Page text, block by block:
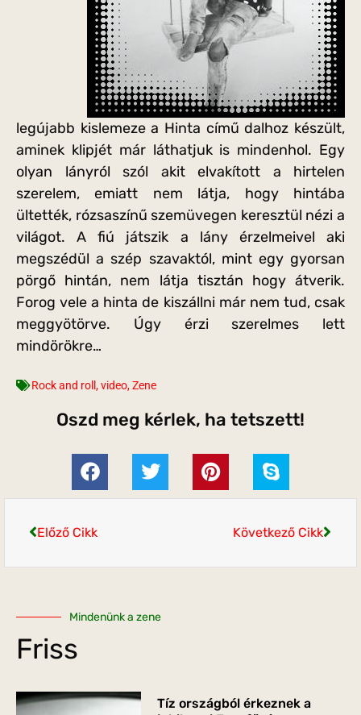
legújabb kislemeze a Hinta című dalhoz készült,
aminek klipjét már láthatjuk is mindenhol. Egy
olyan lányról szól akit elvakított a hirtelen
szerelem, emiatt nem látja, hogy hintába
ültették, rózsaszínű szemüvegen keresztül nézi a
világot. A fiú játszik a lány érzelmeivel aki
megszédül a szép szavaktól, mint egy gyorsan
pörgő hintán, nem látja tisztán hogy átverik.
Forog vele a hinta de kiszállni már nem tud, csak
meggyötörve. Úgy érzi szerelmes lett
mindörökre…
Rock and roll,video,Zene
Oszd meg kérlek, ha tetszett!
Előző Cikk Következő Cikk
Mindenünk a zene
Friss
Tíz országból érkeznek a